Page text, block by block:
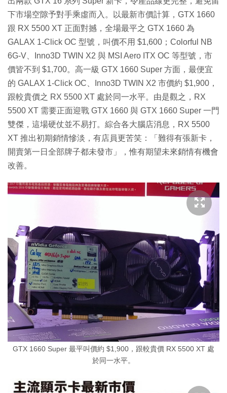
下市場空隙予對手乘虛而入。以最新市價計算，GTX 1660
跟 RX 5500 XT 正面對撼，全場最平之 GTX 1660 為
GALAX 1-Click OC 型號，叫價不用 $1,600；Colorful NB
6G-V、Inno3D TWIN X2 與 MSI Aero ITX OC 等型號，市
價皆不到 $1,700。高一級 GTX 1660 Super 方面，最便宜
的 GALAX 1-Click OC、Inno3D TWIN X2 市價約 $1,900，
跟較貴價之 RX 5500 XT 處於同一水平。由是觀之，RX
5500 XT 需要正面迎戰 GTX 1660 與 GTX 1660 Super 一門
雙傑，這場硬仗並不易打。綜合各大腦店消息，RX 5500
XT 推出初期銷情慘淡，有店員更苦笑：「難得有張新卡，
開賣第一日全部牌子都未發市」，惟有期望未來銷情有機會
改善。
GTX 1660 Super 最平叫價約 $1,900，跟較貴價 RX 5500 XT 處
於同一水平。